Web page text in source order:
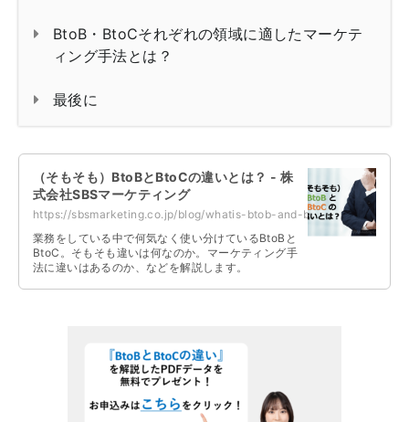
BtoB・BtoCそれぞれの領域に適したマーケテ
ィング手法とは？
最後に
（そもそも）BtoBとBtoCの違いとは？ - 株
式会社SBSマーケティング
https://sbsmarketing.co.jp/blog/whatis-btob-and-btoc-2022-03/
業務をしている中で何気なく使い分けているBtoBと
BtoC。そもそも違いは何なのか。マーケティング手
法に違いはあるのか、などを解説します。